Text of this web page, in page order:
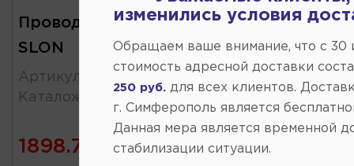
Провода свечные AUDI 80
SLON
Артикул
Каталожный
1898.75
Провода
Kia Rio (до
SLON
Артикул:
изменились условия
Обращаем ваше внимание, что c 30
стоимость адресной доставки
250 руб. для всех клиентов.
г. Симферополь является
Данная мера является временной
стабилизации ситуации.